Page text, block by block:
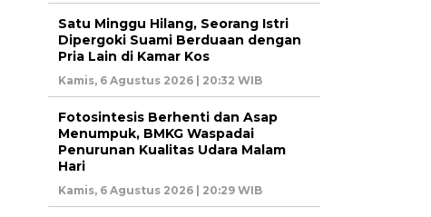
Satu Minggu Hilang, Seorang Istri
Dipergoki Suami Berduaan dengan
Pria Lain di Kamar Kos
Kamis, 6 Agustus 2026 | 20:32 WIB
Fotosintesis Berhenti dan Asap
Menumpuk, BMKG Waspadai
Penurunan Kualitas Udara Malam
Hari
Kamis, 6 Agustus 2026 | 20:29 WIB